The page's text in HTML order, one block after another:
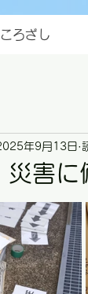
ろざし
災害
年9月13日
と評価されてい